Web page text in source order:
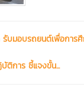
บมอบรถยนต์เพื่อการ
ติการ ชี้แจงขั้น...